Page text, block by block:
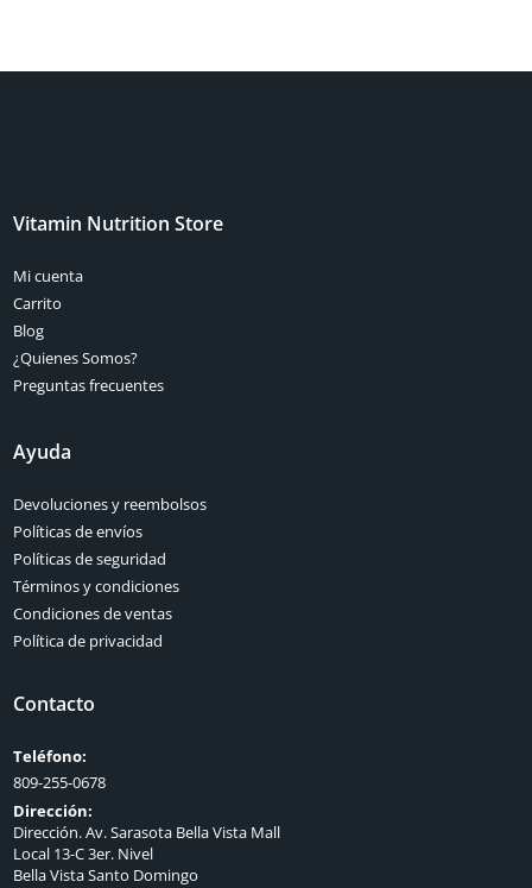
Vitamin Nutrition Store
Mi cuenta
Carrito
Blog
¿Quienes Somos?
Preguntas frecuentes
Ayuda
Devoluciones y reembolsos
Políticas de envíos
Políticas de seguridad
Términos y condiciones
Condiciones de ventas
Política de privacidad
Contacto
Teléfono:
809-255-0678
Dirección:
Dirección. Av. Sarasota Bella Vista Mall
Local 13-C 3er. Nivel
Bella Vista Santo Domingo